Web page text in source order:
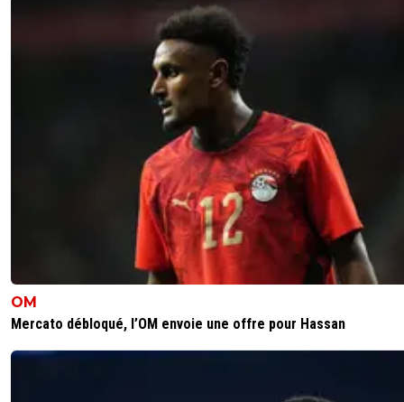
OM
Mercato débloqué, l’OM envoie une offre pour Hassan